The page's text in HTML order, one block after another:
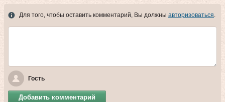
Для того, чтобы оставить комментарий, Вы должны авторизоваться.
Гость
Добавить комментарий